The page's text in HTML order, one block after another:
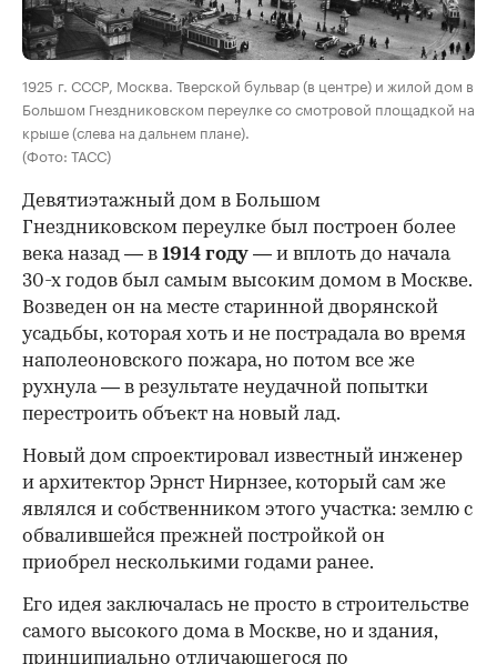
1925 г. СССР, Москва. Тверской бульвар (в центре) и жилой дом в
Большом Гнездниковском переулке со смотровой площадкой на
крыше (слева на дальнем плане).
(Фото: ТАСС)
Девятиэтажный дом в Большом
Гнездниковском переулке был построен более
века назад — в 1914 году — и вплоть до начала
30-х годов был самым высоким домом в Москве.
Возведен он на месте старинной дворянской
усадьбы, которая хоть и не пострадала во время
наполеоновского пожара, но потом все же
рухнула — в результате неудачной попытки
перестроить объект на новый лад.
Новый дом спроектировал известный инженер
и архитектор Эрнст Нирнзее, который сам же
являлся и собственником этого участка: землю с
обвалившейся прежней постройкой он
приобрел несколькими годами ранее.
Его идея заключалась не просто в строительстве
самого высокого дома в Москве, но и здания,
принципиально отличающегося по